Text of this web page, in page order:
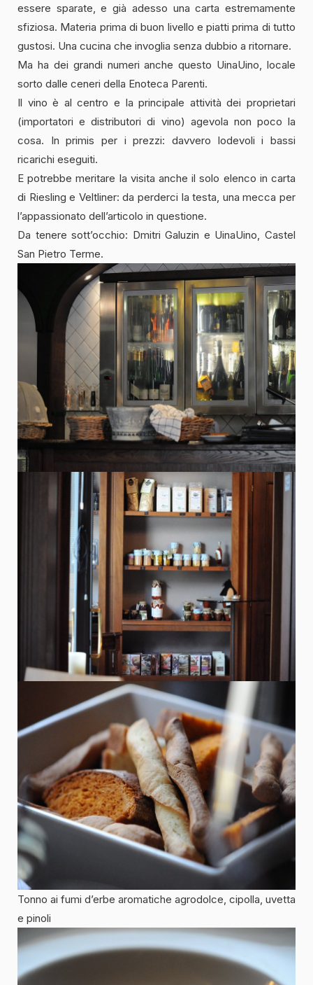
essere sparate, e già adesso una carta estremamente
sfiziosa. Materia prima di buon livello e piatti prima di tutto
gustosi. Una cucina che invoglia senza dubbio a ritornare.
Ma ha dei grandi numeri anche questo UinaUino, locale
sorto dalle ceneri della Enoteca Parenti.
Il vino è al centro e la principale attività dei proprietari
(importatori e distributori di vino) agevola non poco la
cosa. In primis per i prezzi: davvero lodevoli i bassi
ricarichi eseguiti.
E potrebbe meritare la visita anche il solo elenco in carta
di Riesling e Veltliner: da perderci la testa, una mecca per
l’appassionato dell’articolo in questione.
Da tenere sott’occhio: Dmitri Galuzin e UinaUino, Castel
San Pietro Terme.
Tonno ai fumi d’erbe aromatiche agrodolce, cipolla, uvetta
e pinoli